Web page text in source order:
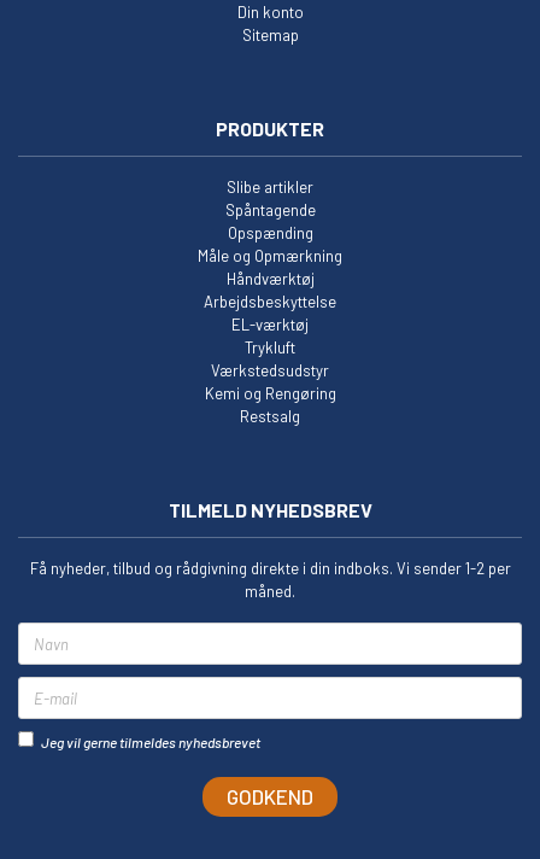
Din konto
Sitemap
PRODUKTER
Slibe artikler
Spåntagende
Opspænding
Måle og Opmærkning
Håndværktøj
Arbejdsbeskyttelse
EL-værktøj
Trykluft
Værkstedsudstyr
Kemi og Rengøring
Restsalg
TILMELD NYHEDSBREV
Få nyheder, tilbud og rådgivning direkte i din indboks. Vi sender 1-2 per
måned.
Jeg vil gerne tilmeldes nyhedsbrevet
GODKEND